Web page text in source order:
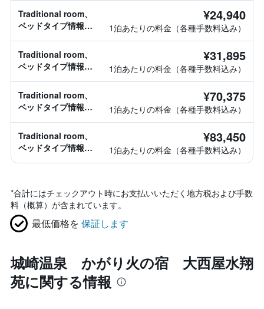
Traditional room、
ベッドタイプ情報な
¥24,940
1泊あたりの料金（各種手数料込み）
Traditional room、
ベッドタイプ情報な
¥31,895
1泊あたりの料金（各種手数料込み）
Traditional room、
ベッドタイプ情報な
¥70,375
1泊あたりの料金（各種手数料込み）
Traditional room、
ベッドタイプ情報な
¥83,450
1泊あたりの料金（各種手数料込み）
*合計にはチェックアウト時にお支払いいただく地方税および手数
料（概算）が含まれています。
最低価格を 保証します
城崎温泉 かがり火の宿 大西屋水翔
苑に関する情報